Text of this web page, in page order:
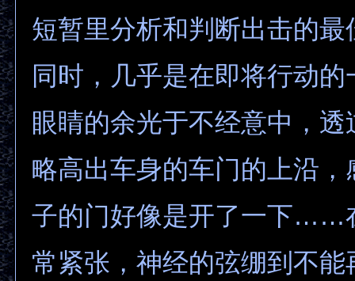
短暂里分析和判断出击的最
同时，几乎是在即将行动
眼睛的余光于不经意中，
略高出车身的车门的上沿，
子的门好像是开了一下……
常紧张，神经的弦绷到不能